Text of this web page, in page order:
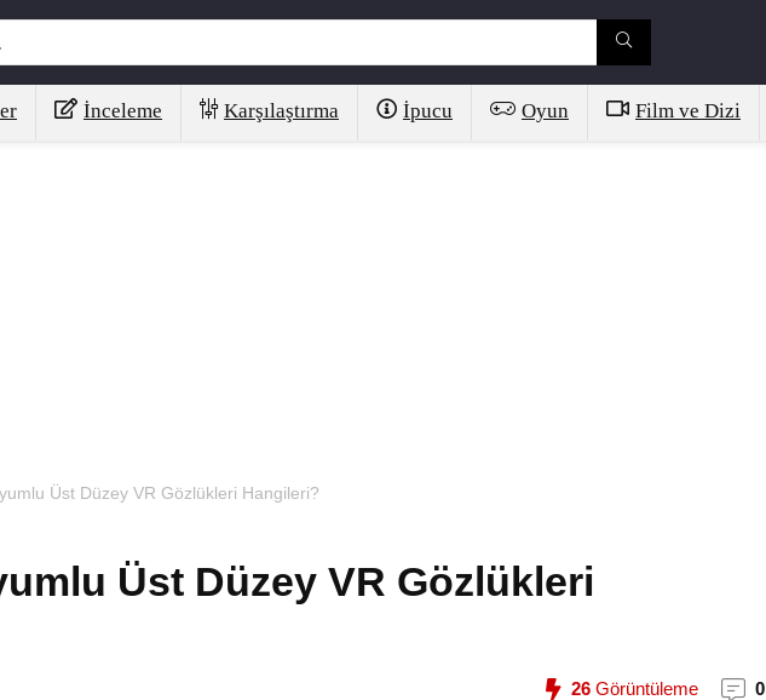
İnceleme Karşılaştırma İpucu Oyun Film ve Dizi
Üst Düzey VR Gözlükleri Hangileri?
Üst Düzey VR Gözlükleri
26 Görüntüleme 0